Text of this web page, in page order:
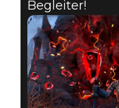
Begleiter!